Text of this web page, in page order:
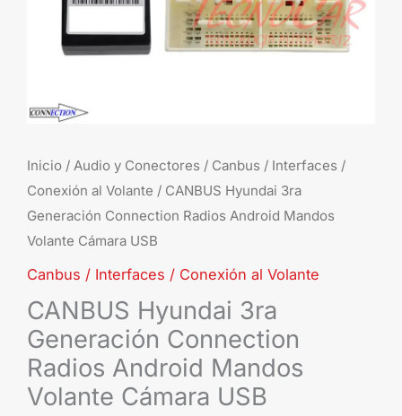
Inicio / Audio y Conectores / Canbus / Interfaces /
Conexión al Volante / CANBUS Hyundai 3ra
Generación Connection Radios Android Mandos
Volante Cámara USB
Canbus / Interfaces / Conexión al Volante
CANBUS Hyundai 3ra
Generación Connection
Radios Android Mandos
Volante Cámara USB
Cámara